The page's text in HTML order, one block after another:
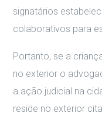
signatários
colaborativos para
Portanto, se a
no exterior o
a ação judicial na
reside no exterior